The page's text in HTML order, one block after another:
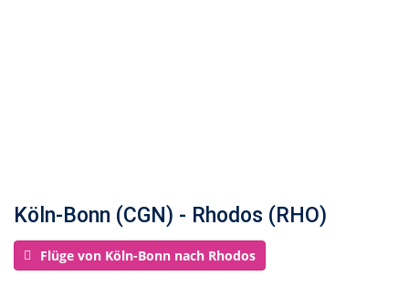
Köln-Bonn (CGN) - Rhodos (RHO)
Flüge von Köln-Bonn nach Rhodos